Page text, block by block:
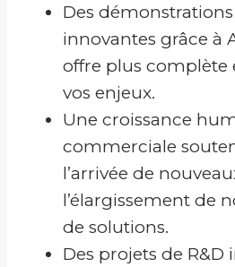
Des
innovantes grâce à
offre plus complète
vos enjeux.
Une croissance
commerciale
l’arrivée de
l’élargissement de
de solutions.
Des projets de